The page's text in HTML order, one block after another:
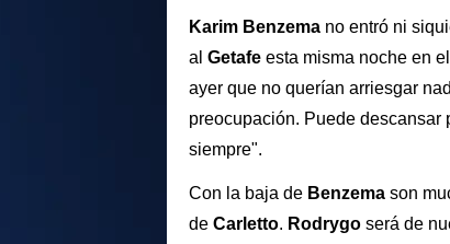
Karim Benzema no entró ni
al Getafe esta misma noche en el
ayer que no querían arriesgar
preocupación. Puede descansar
siempre".
Con la baja de Benzema son
de Carletto. Rodrygo será de